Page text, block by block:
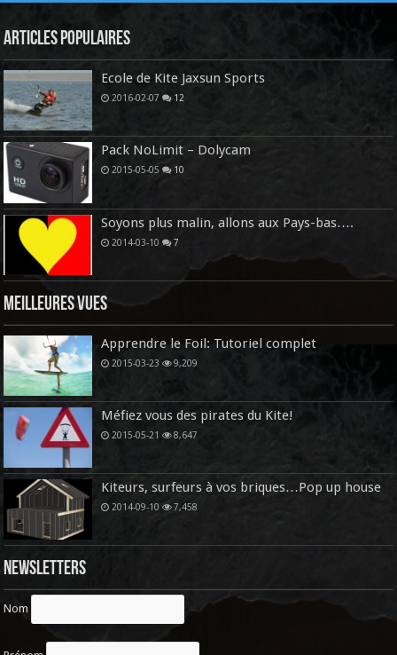
Articles Populaires
Ecole de Kite Jaxsun Sports
2016-02-07 12
Pack NoLimit – Dolycam
2015-05-05 10
Soyons plus malin, allons aux Pays-bas….
2014-03-10 7
Meilleures vues
Apprendre le Foil: Tutoriel complet
2015-03-23 9,209
Méfiez vous des pirates du Kite!
2015-05-21 8,647
Kiteurs, surfeurs à vos briques…Pop up house
2014-09-10 7,458
Newsletters
Nom